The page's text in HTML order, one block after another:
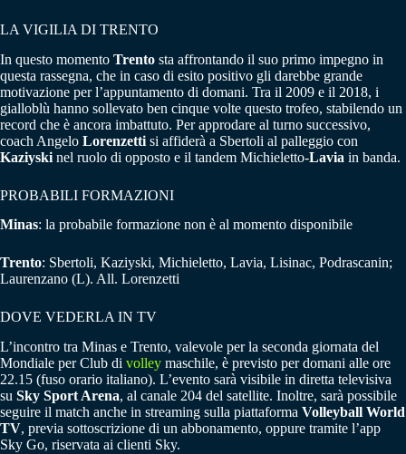
LA VIGILIA DI TRENTO
In questo momento Trento sta affrontando il suo primo impegno in
questa rassegna, che in caso di esito positivo gli darebbe grande
motivazione per l’appuntamento di domani. Tra il 2009 e il 2018, i
gialloblù hanno sollevato ben cinque volte questo trofeo, stabilendo un
record che è ancora imbattuto. Per approdare al turno successivo,
coach Angelo Lorenzetti si affiderà a Sbertoli al palleggio con
Kaziyski nel ruolo di opposto e il tandem Michieletto-Lavia in banda.
PROBABILI FORMAZIONI
Minas: la probabile formazione non è al momento disponibile
Trento: Sbertoli, Kaziyski, Michieletto, Lavia, Lisinac, Podrascanin;
Laurenzano (L). All. Lorenzetti
DOVE VEDERLA IN TV
L’incontro tra Minas e Trento, valevole per la seconda giornata del
Mondiale per Club di volley maschile, è previsto per domani alle ore
22.15 (fuso orario italiano). L’evento sarà visibile in diretta televisiva
su Sky Sport Arena, al canale 204 del satellite. Inoltre, sarà possibile
seguire il match anche in streaming sulla piattaforma Volleyball World
TV, previa sottoscrizione di un abbonamento, oppure tramite l’app
Sky Go, riservata ai clienti Sky.